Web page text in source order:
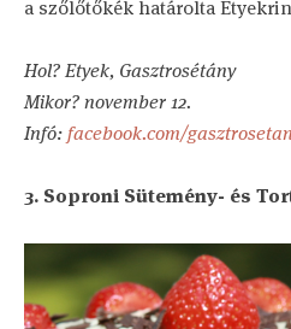
a szőlőtőkék határolta
Hol? Etyek, Gasztrosétány
Mikor? november 12.
Infó:facebook.com/
3. Soproni Sütemény- és